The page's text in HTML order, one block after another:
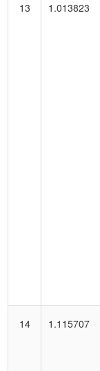
13 1.013823
14 1.115707